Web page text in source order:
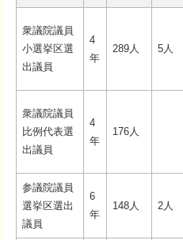
衆議院議員
小選挙区選
出議員
4
年
289人 5人
衆議院議員
比例代表選
出議員
4
年
176人
参議院議員
選挙区選出
議員
6
年
148人
2人